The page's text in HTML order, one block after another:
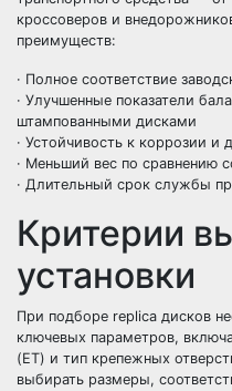
кроссоверов и
преимуществ:
· Полное соответствие
· Улучшенные показатели
штампованными дисками
· Устойчивость к коррозии
· Меньший вес по сравнению
· Длительный срок службы
Критерии
установки
При подборе replica дисков
ключевых параметров,
(ET) и тип крепежных
выбирать размеры,